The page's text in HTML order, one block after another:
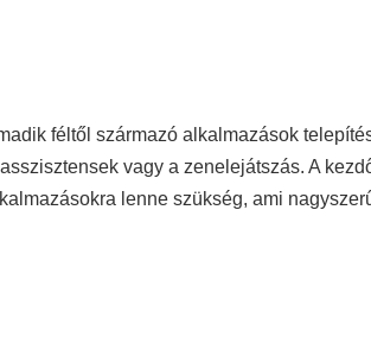
féltől származó alkalmazások
vagy a zenelejátszás. A
lenne szükség, ami